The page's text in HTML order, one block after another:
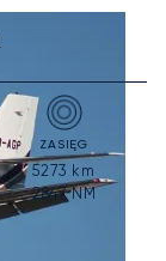
ZASIĘG
5273 km
2847NM